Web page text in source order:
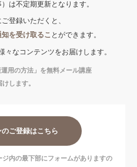
は不定期更新となります。
登録いただくと、
を受け取るこ とができます。
々なコンテンツをお届けします。
用の方法」を無料メール講座
します。
ご登録はこちら
内の最下部にフォームがありますの